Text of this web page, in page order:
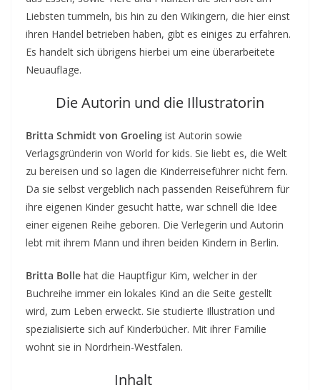
Liebsten tummeln, bis hin zu den Wikingern, die hier einst
ihren Handel betrieben haben, gibt es einiges zu erfahren.
Es handelt sich übrigens hierbei um eine überarbeitete
Neuauflage.
Die Autorin und die Illustratorin
Britta Schmidt von Groeling ist Autorin sowie
Verlagsgründerin von World for kids. Sie liebt es, die Welt
zu bereisen und so lagen die Kinderreiseführer nicht fern.
Da sie selbst vergeblich nach passenden Reiseführern für
ihre eigenen Kinder gesucht hatte, war schnell die Idee
einer eigenen Reihe geboren. Die Verlegerin und Autorin
lebt mit ihrem Mann und ihren beiden Kindern in Berlin.
Britta Bolle hat die Hauptfigur Kim, welcher in der
Buchreihe immer ein lokales Kind an die Seite gestellt
wird, zum Leben erweckt. Sie studierte Illustration und
spezialisierte sich auf Kinderbücher. Mit ihrer Familie
wohnt sie in Nordrhein-Westfalen.
Inhalt